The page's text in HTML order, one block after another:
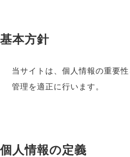
基本方針
当サイトは、個人情報の重要
管理を適正に行います。
個人情報の定義